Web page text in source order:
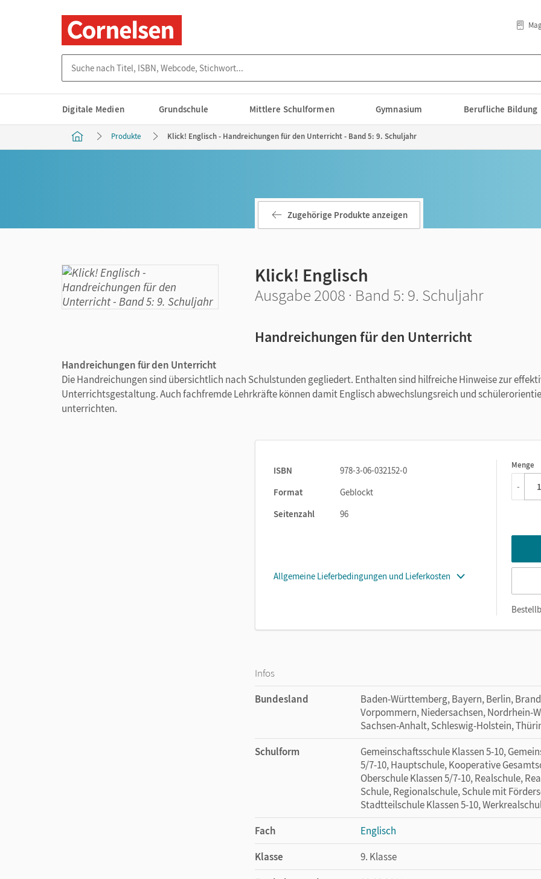
Digitale Medien Grundschule Mittlere Schulformen Gymnasium Berufliche Bildung
Produkte Klick! Englisch - Handreichungen für den Unterricht - Band 5: 9. Schuljahr
Zugehörige Produkte anzeigen
Klick! Englisch
Ausgabe 2008 · Band 5: 9. Schuljahr
Handreichungen für den Unterricht
Handreichungen für den Unterricht
Die Handreichungen sind übersichtlich nach Schulstunden gegliedert. Enthalten sind hilfreiche Hinweise zur
Unterrichtsgestaltung. Auch fachfremde Lehrkräfte können damit Englisch abwechslungsreich und
unterrichten.
ISBN
978-3-06-032152-0
Format
Geblockt
Seitenzahl
96
Allgemeine Lieferbedingungen und Lieferkosten
Menge
1
-
Infos
Bundesland
Baden-Württemberg, Bayern, Berlin,
Vorpommern, Niedersachsen, Nordrhein-
Sachsen-Anhalt, Schleswig-Holstein,
Schulform
Gemeinschaftsschule Klassen 5-10,
5/7-10, Hauptschule, Kooperative
Oberschule Klassen 5/7-10, Realschule,
Schule, Regionalschule, Schule mit
Stadtteilschule Klassen 5-10,
Fach
Englisch
Klasse
9. Klasse